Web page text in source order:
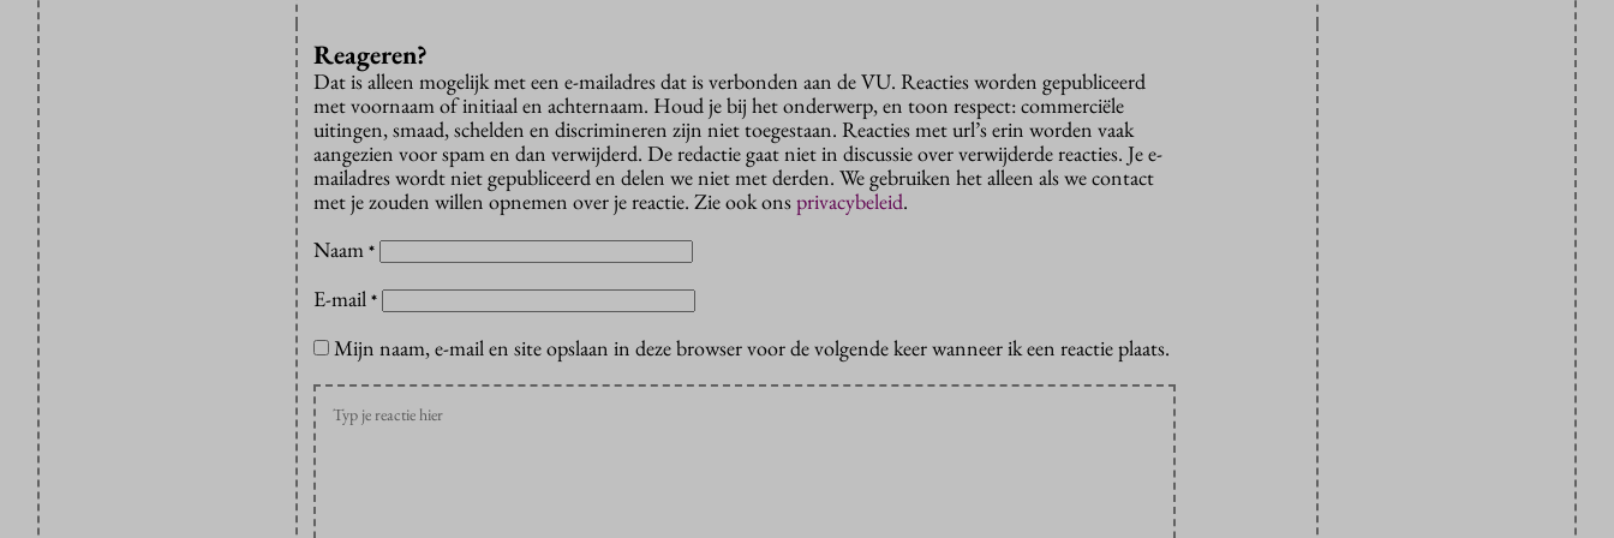
Reageren?
Dat is alleen mogelijk met een e-mailadres dat is verbonden aan de VU. Reacties worden gepubliceerd
met voornaam of initiaal en achternaam. Houd je bij het onderwerp, en toon respect: commerciële
uitingen, smaad, schelden en discrimineren zijn niet toegestaan. Reacties met url’s erin worden vaak
aangezien voor spam en dan verwijderd. De redactie gaat niet in discussie over verwijderde reacties. Je e-
mailadres wordt niet gepubliceerd en delen we niet met derden. We gebruiken het alleen als we contact
met je zouden willen opnemen over je reactie. Zie ook onsprivacybeleid.
Naam *
E-mail *
Mijn naam, e-mail en site opslaan in deze browser voor de volgende keer wanneer ik een reactie plaats.